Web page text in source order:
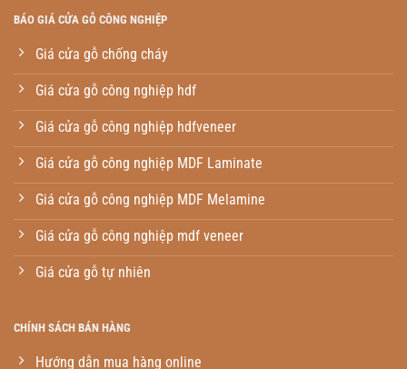
BÁO GIÁ CỬA GỖ CÔNG NGHIỆP
Giá cửa gỗ chống cháy
Giá cửa gỗ công nghiệp hdf
Giá cửa gỗ công nghiệp hdfveneer
Giá cửa gỗ công nghiệp MDF Laminate
Giá cửa gỗ công nghiệp MDF Melamine
Giá cửa gỗ công nghiệp mdf veneer
Giá cửa gỗ tự nhiên
CHÍNH SÁCH BÁN HÀNG
Hướng dẫn mua hàng online